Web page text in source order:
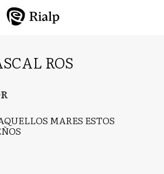
ROS
MARES ESTOS